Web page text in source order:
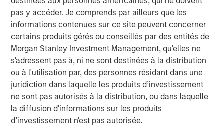
pas y accéder. Je comprends par ailleurs que les
informations contenues sur ce site peuvent concerner
certains produits gérés ou conseillés par des entités de
Morgan Stanley Investment Management, qu’elles ne
s'adressent pas à, ni ne sont destinées à la distribution
ou à l'utilisation par, des personnes résidant dans une
juridiction dans laquelle les produits d’investissement
ne sont pas autorisés à la distribution, ou dans laquelle
la diffusion d'informations sur les produits
d’investissement n'est pas autorisée.
market.
Charles du Breuil, Head of France for Morgan Stanley
Real Estate Investing, said:
“This successful investment in the Pullman Paris Tour
Eiffel hotel reinforces our conviction in the long‑term
growth prospects of Europe’s gateway city hotel markets.
It also demonstrates how combining the selective
acquisition of high‑quality assets with active asset
management initiatives can drive investment
performance and create value for our investors.”